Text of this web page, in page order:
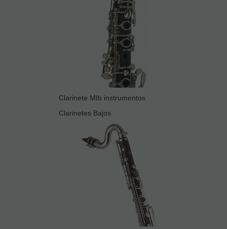
Clarinete MIb instrumentos
Clarinetes Bajos